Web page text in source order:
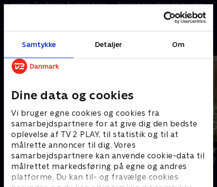
Samtykke Detaljer Om
Dine data og cookies
Vi bruger egne cookies og cookies fra
samarbejdspartnere for at give dig den bedste
oplevelse af TV 2 PLAY, til statistik og til at
målrette annoncer til dig. Vores
samarbejdspartnere kan anvende cookie-data til
målrettet markedsføring på egne og andres
platforme. Du kan til- og fravælge cookies
krigen. De første år med base i
dramatiske stranding i julen
6. november 2025 • 10 min
Andre så også
Mit nye liv
Dokumentar • 1 sæsoner
Verdens
Dokumentar •